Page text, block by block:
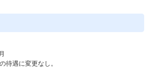
OJTで、採用業務の基礎から実践までを習得
接貢献できる：
業の採用活動の“最前線”で活躍するポジション
待遇に変更なし。